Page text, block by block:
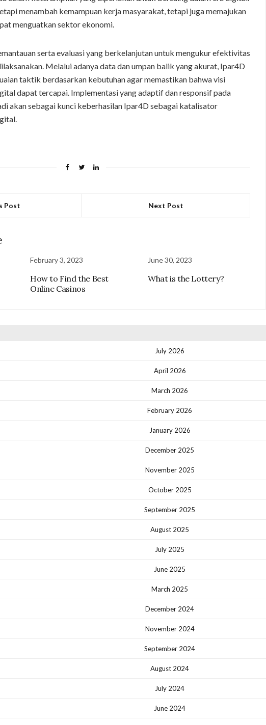
menambah kemampuan kerja masyarakat, tetapi juga memajukan
menguatkan sektor ekonomi.
serta evaluasi yang berkelanjutan untuk mengukur efektivitas
Melalui adanya data dan umpan balik yang akurat, Ipar4D
taktik berdasarkan kebutuhan agar memastikan bahwa visi
dapat tercapai. Implementasi yang adaptif dan responsif pada
akan sebagai kunci keberhasilan Ipar4D sebagai katalisator
Post Next Post
February 3, 2023
How to Find the Best
Online Casinos
June 30, 2023
What is the Lottery?
July 2026
April 2026
March 2026
February 2026
January 2026
December 2025
November 2025
October 2025
September 2025
August 2025
July 2025
June 2025
March 2025
December 2024
November 2024
September 2024
August 2024
July 2024
June 2024